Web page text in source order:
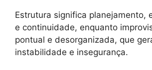
Estrutura significa planejamento,
e continuidade, enquanto
pontual e desorganizada, que
instabilidade e insegurança.